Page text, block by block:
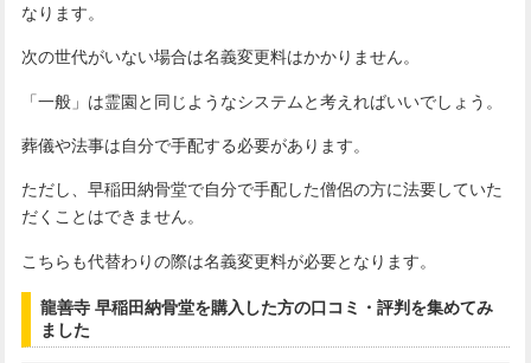
なります。
次の世代がいない場合は名義変更料はかかりません。
「一般」は霊園と同じようなシステムと考えればいいでしょう。
葬儀や法事は自分で手配する必要があります。
ただし、早稲田納骨堂で自分で手配した僧侶の方に法要していた
だくことはできません。
こちらも代替わりの際は名義変更料が必要となります。
龍善寺 早稲田納骨堂を購入した方の口コミ・評判を集めてみ
ました